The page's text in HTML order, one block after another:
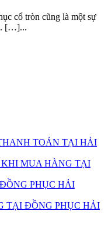
cổ tròn cũng là một sự
[…]...
TOÁN TẠI HẢI
MUA HÀNG TẠI
PHỤC HẢI
TẠI ĐỒNG PHỤC HẢI